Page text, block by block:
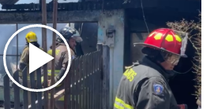
Play
Video